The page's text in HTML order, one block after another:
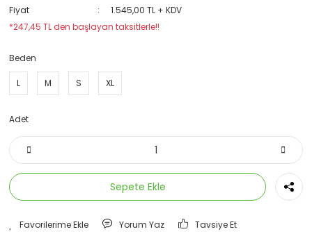
Fiyat
1.545,00 TL + KDV
*247,45 TL den başlayan taksitlerle!!
Beden
L M S XL
Adet
Sepete Ekle
Yorum Yaz Tavsiye Et